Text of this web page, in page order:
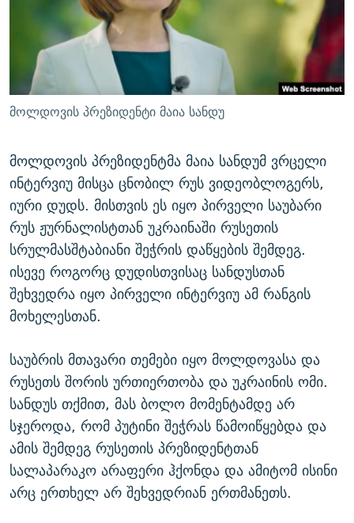
ᲛᲝᲚᲐᲞᲐᲠᲐᲙᲔ ᲢᲔᲥᲡᲢᲔᲑᲘ
ᲨᲘᲜ - ᲣᲪᲮᲝᲔᲗᲨᲘ
ᲚᲘᲢᲔᲠᲐᲢᲣᲠᲣᲚᲘ ᲬᲐᲮᲜᲐᲒᲔᲑᲘ
ᲐᲛᲔᲠᲘᲙᲣᲚᲘ ᲛᲝᲗᲮᲠᲝᲑᲐ
ᲩᲔᲛᲘ ᲡᲘᲙᲕᲓᲘᲚᲘᲡ ᲛᲘᲖᲔᲖᲘᲐ COVID-19
11 ᲬᲔᲚᲘ - 11 ᲐᲛᲑᲐᲕᲘ
ᲡᲐᲞᲐᲠᲚᲐᲛᲔᲜᲢᲝ ᲐᲠᲩᲔᲕᲜᲔᲑᲘᲡ ᲘᲡᲢᲝᲠᲘᲐ
ᲑᲐᲕᲨᲕᲔᲑᲘ ᲞᲠᲝᲡᲢᲘᲢᲣᲪᲘᲐᲨᲘ - ᲐᲛᲝᲣᲗᲥᲛᲔᲚᲘ ᲐᲛᲑᲐᲕᲘ
ᲐᲒᲕᲘᲡᲢᲝᲡ ᲝᲛᲘ
ПРИВЕТ ᲙᲣᲚᲢᲣᲠᲐ
რთე/რთ-ის ყველა საიტი
მოლდოვის პრეზიდენტი მაია სანდუ
მოლდოვის პრეზიდენტმა მაია სანდუმ ვრცელი
ინტერვიუ მისცა ცნობილ რუს ვიდეობლოგერს,
იური დუდს. მისთვის ეს იყო პირველი საუბარი
რუს ჟურნალისტთან უკრაინაში რუსეთის
სრულმასშტაბიანი შეჭრის დაწყების შემდეგ.
ისევე როგორც დუდისთვისაც სანდუსთან
შეხვედრა იყო პირველი ინტერვიუ ამ რანგის
მოხელესთან.
საუბრის მთავარი თემები იყო მოლდოვასა და
რუსეთს შორის ურთიერთობა და უკრაინის ომი.
სანდუს თქმით, მას ბოლო მომენტამდე არ
სჯეროდა, რომ პუტინი შეჭრას წამოიწყებდა და
ამის შემდეგ რუსეთის პრეზიდენტთან
სალაპარაკო არაფერი ჰქონდა და ამიტომ ისინი
არც ერთხელ არ შეხვედრიან ერთმანეთს.